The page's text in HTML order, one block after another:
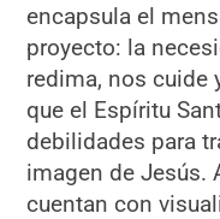
encapsula el
proyecto: la
redima, nos cuide
que el Espíritu
debilidades para
imagen de Jesús.
cuentan con